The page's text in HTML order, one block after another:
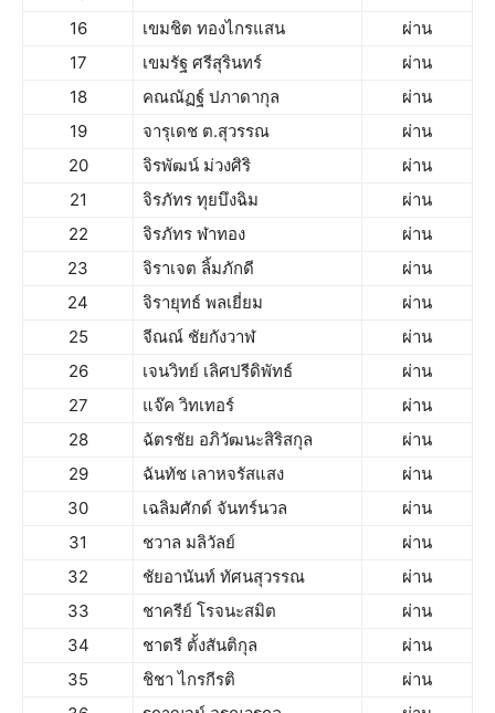
16
เขมชิต ทองไกรแสน
ผ่าน
17
เขมรัฐ ศรีสุรินทร์
ผ่าน
18
คณณัฏฐ์ ปภาดากุล
ผ่าน
19
จารุเดช ต.สุวรรณ
ผ่าน
20
จิรพัฒน์ ม่วงศิริ
ผ่าน
21
จิรภัทร ทุยบึงฉิม
ผ่าน
22
จิรภัทร ฬาทอง
ผ่าน
23
จิราเจต ลิ้มภักดี
ผ่าน
24
จิรายุทธ์ พลเยี่ยม
ผ่าน
25
จีณณ์ ชัยกังวาฬ
ผ่าน
26
เจนวิทย์ เลิศปรีดิพัทธ์
ผ่าน
27
แจ๊ค วิทเทอร์
ผ่าน
28
ฉัตรชัย อภิวัฒนะสิริสกุล
ผ่าน
29
ฉันทัช เลาหจรัสแสง
ผ่าน
30
เฉลิมศักด์ จันทร์นวล
ผ่าน
31
ชวาล มลิวัลย์
ผ่าน
32
ชัยอานันท์ ทัศนสุวรรณ
ผ่าน
33
ชาครีย์ โรจนะสมิต
ผ่าน
34
ชาตรี ตั้งสันติกุล
ผ่าน
35
ชิชา ไกรกีรติ
ผ่าน